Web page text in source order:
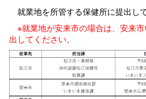
就業地を所管する保健所に提出し
※就業地が安来市の場合は、安来
出してください。